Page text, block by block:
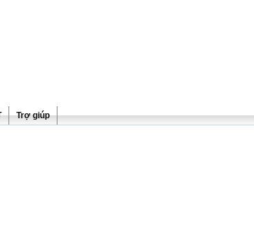
Trợ giúp